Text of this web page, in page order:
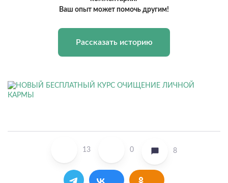
Ваш опыт может помочь другим!
Рассказать историю
13 0 8